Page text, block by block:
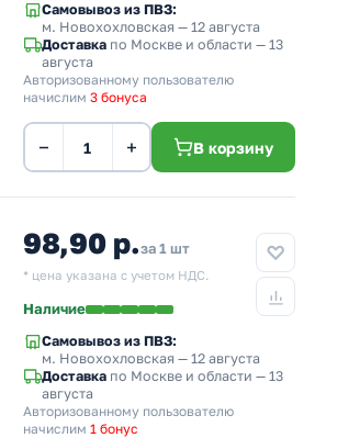
Самовывоз из ПВЗ:
м. Новохохловская — 12 августа
Доставка по Москве и области — 13
августа
Авторизованному пользователю
начислим 3 бонуса
− + В корзину
98,90 р.за 1 шт
* цена указана с учетом НДС.
Наличие
Самовывоз из ПВЗ:
м. Новохохловская — 12 августа
Доставка по Москве и области — 13
августа
Авторизованному пользователю
начислим 1 бонус